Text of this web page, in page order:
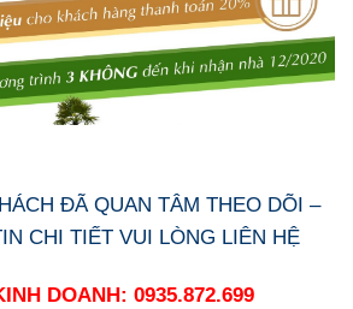
ĐÃ QUAN TÂM THEO DÕI –
CHI TIẾT VUI LÒNG LIÊN HỆ
DOANH: 0935.872.699